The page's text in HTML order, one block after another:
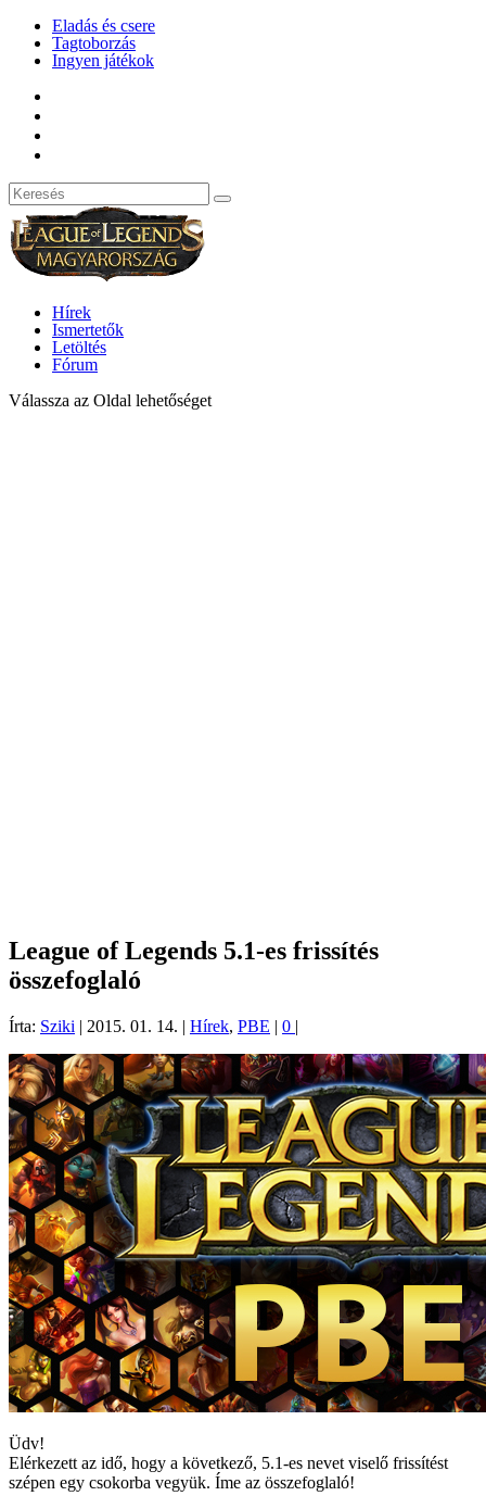
Eladás és csere
Tagtoborzás
Ingyen játékok
Hírek
Ismertetők
Letöltés
Fórum
Válassza az Oldal lehetőséget
League of Legends 5.1-es frissítés
összefoglaló
Írta: Sziki | 2015. 01. 14. | Hírek, PBE | 0 |
Üdv!
Elérkezett az idő, hogy a következő, 5.1-es nevet viselő frissítést
szépen egy csokorba vegyük. Íme az összefoglaló!